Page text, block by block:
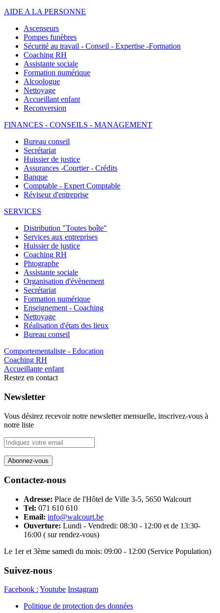
AIDE A LA PERSONNE
Ascenseurs
Pompes funèbres
Sécurité au travail - Conseil - Expertise -Formation
Coaching RH
Assistante sociale
Formation numérique
Alcoologue
Nettoyage
Accueillant enfant
Reconversion
FINANCES - CONSEILS - MANAGEMENT
Bureau conseil
Secrétariat
Huissier de justice
Assurances -Courtier - Crédits
Banque
Comptable - Expert Comptable
Réviseur d'entreprise
SERVICES
Distribution "Toutes boîte"
Services aux entreprises
Huissier de justice
Coaching RH
Phtographe
Assistante sociale
Organisation d'évènement
Secrétariat
Formation numérique
Enseignement - Coaching
Nettoyage
Réalisation d'états des lieux
Bureau conseil
Comportementaliste - Education
Coaching RH
Accueillante enfant
Restez en contact
Newsletter
Vous désirez recevoir notre newsletter mensuelle, inscrivez-vous à
notre liste
Contactez-nous
Adresse: Place de l'Hôtel de Ville 3-5, 5650 Walcourt
Tel: 071 610 610
Email: info@walcourt.be
Ouverture: Lundi - Vendredi: 08:30 - 12:00 et de 13:30-
16:00 ( sur rendez-vous)
Le 1er et 3ème samedi du mois: 09:00 - 12:00 (Service Population)
Suivez-nous
Facebook : Youtube Instagram
Politique de protection des données